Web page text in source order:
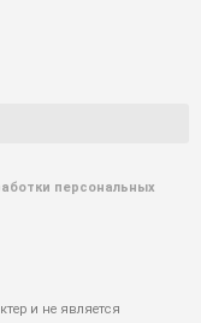
персональных
и не является